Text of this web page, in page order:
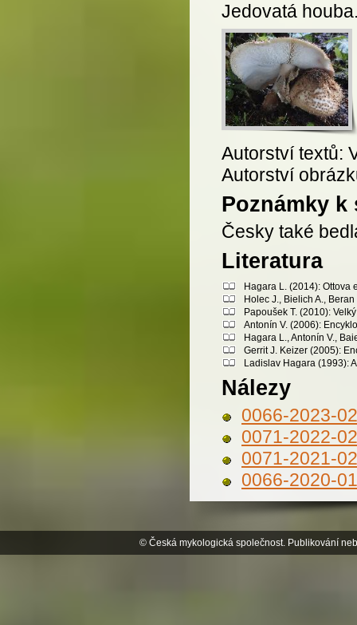
Jedovatá
Autorství textů:
Autorství
Poznámky k
Česky také
Literatura
Hagara L. (2014): Ottova
Holec J., Bielich A.,
Papoušek T. (2010):
Antonín V. (2006):
Hagara L., Antonín V.,
Gerrit J. Keizer (2005):
Ladislav Hagara (1993):
Nálezy
0066-2023-
0071-2022-
0071-2021-
0066-2020-
© Česká mykologická společnost. Publikování